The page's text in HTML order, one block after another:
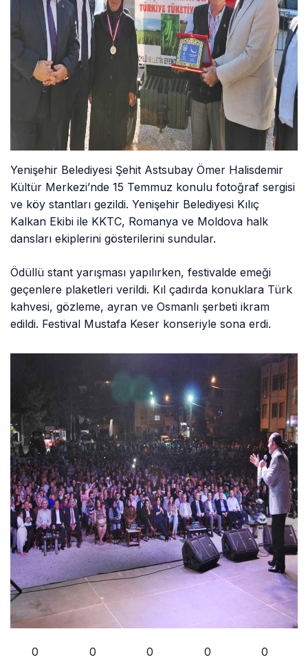
Yenişehir Belediyesi Şehit Astsubay Ömer Halisdemir
Kültür Merkezi’nde 15 Temmuz konulu fotoğraf sergisi
ve köy stantları gezildi. Yenişehir Belediyesi Kılıç
Kalkan Ekibi ile KKTC, Romanya ve Moldova halk
dansları ekiplerini gösterilerini sundular.
Ödüllü stant yarışması yapılırken, festivalde emeği
geçenlere plaketleri verildi. Kıl çadırda konuklara Türk
kahvesi, gözleme, ayran ve Osmanlı şerbeti ikram
edildi. Festival Mustafa Keser konseriyle sona erdi.
0 0 0 0 0